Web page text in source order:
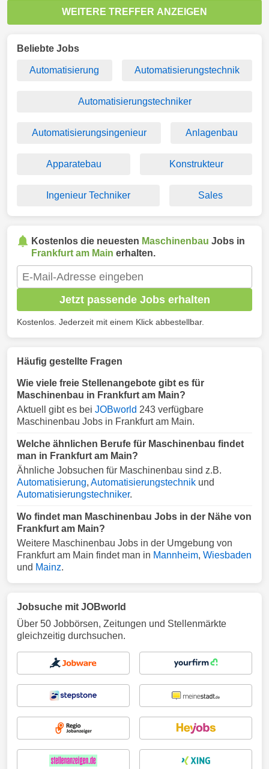
WEITERE TREFFER ANZEIGEN
Beliebte Jobs
Automatisierung Automatisierungstechnik
Automatisierungstechniker
Automatisierungsingenieur Anlagenbau
Apparatebau Konstrukteur
Ingenieur Techniker Sales
Kostenlos die neuesten Maschinenbau Jobs in
Frankfurt am Main erhalten.
Jetzt passende Jobs erhalten
Kostenlos. Jederzeit mit einem Klick abbestellbar.
Häufig gestellte Fragen
Wie viele freie Stellenangebote gibt es für
Maschinenbau in Frankfurt am Main?
Aktuell gibt es bei JOBworld 243 verfügbare
Maschinenbau Jobs in Frankfurt am Main.
Welche ähnlichen Berufe für Maschinenbau findet
man in Frankfurt am Main?
Ähnliche Jobsuchen für Maschinenbau sind z.B.
Automatisierung, Automatisierungstechnik und
Automatisierungstechniker.
Wo findet man Maschinenbau Jobs in der Nähe von
Frankfurt am Main?
Weitere Maschinenbau Jobs in der Umgebung von
Frankfurt am Main findet man in Mannheim, Wiesbaden
und Mainz.
Jobsuche mit JOBworld
Über 50 Jobbörsen, Zeitungen und Stellenmärkte
gleichzeitig durchsuchen.